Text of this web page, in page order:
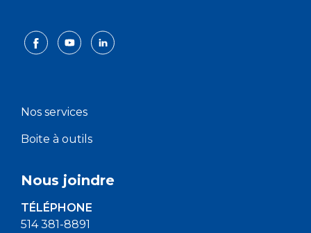
Nos services
Boite à outils
Nous joindre
TÉLÉPHONE
514 381-8891